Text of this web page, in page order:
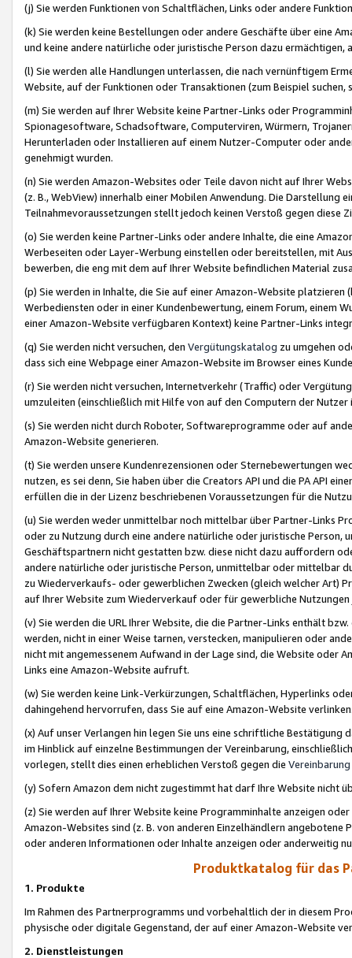
(j) Sie werden Funktionen von Schaltflächen, Links oder andere
(k) Sie werden keine Bestellungen oder andere Geschäfte über eine
und keine andere natürliche oder juristische Person dazu
(l) Sie werden alle Handlungen unterlassen, die nach vernünftigem
Website, auf der Funktionen oder Transaktionen (zum Beispiel
(m) Sie werden auf Ihrer Website keine Partner-Links oder
Spionagesoftware, Schadsoftware, Computerviren, Würmern,
Herunterladen oder Installieren auf einem Nutzer-Computer oder
genehmigt wurden.
(n) Sie werden Amazon-Websites oder Teile davon nicht auf Ihrer
(z. B., WebView) innerhalb einer Mobilen Anwendung. Die Darstellung
Teilnahmevoraussetzungen stellt jedoch keinen Verstoß gegen diese
(o) Sie werden keine Partner-Links oder andere Inhalte, die eine
Werbeseiten oder Layer-Werbung einstellen oder bereitstellen, mit
bewerben, die eng mit dem auf Ihrer Website befindlichen Material
(p) Sie werden in Inhalte, die Sie auf einer Amazon-Website
Werbediensten oder in einer Kundenbewertung, einem Forum, einem
einer Amazon-Website verfügbaren Kontext) keine Partner-Links
(q) Sie werden nicht versuchen, den Vergütungskatalog zu umgehen
dass sich eine Webpage einer Amazon-Website im Browser eines
(r) Sie werden nicht versuchen, Internetverkehr (Traffic) oder
umzuleiten (einschließlich mit Hilfe von auf den Computern der
(s) Sie werden nicht durch Roboter, Softwareprogramme oder auf
Amazon-Website generieren.
(t) Sie werden unsere Kundenrezensionen oder Sternebewertungen
nutzen, es sei denn, Sie haben über die Creators API und die PA API
erfüllen die in der Lizenz beschriebenen Voraussetzungen für die
(u) Sie werden weder unmittelbar noch mittelbar über Partner-Links
oder zu Nutzung durch eine andere natürliche oder juristische
Geschäftspartnern nicht gestatten bzw. diese nicht dazu auffordern
andere natürliche oder juristische Person, unmittelbar oder mittelbar
zu Wiederverkaufs- oder gewerblichen Zwecken (gleich welcher Art)
auf Ihrer Website zum Wiederverkauf oder für gewerbliche
(v) Sie werden die URL Ihrer Website, die die Partner-Links enthält
werden, nicht in einer Weise tarnen, verstecken, manipulieren oder
nicht mit angemessenem Aufwand in der Lage sind, die Website oder
Links eine Amazon-Website aufruft.
(w) Sie werden keine Link-Verkürzungen, Schaltflächen, Hyperlinks
dahingehend hervorrufen, dass Sie auf eine Amazon-Website
(x) Auf unser Verlangen hin legen Sie uns eine schriftliche
im Hinblick auf einzelne Bestimmungen der Vereinbarung,
vorlegen, stellt dies einen erheblichen Verstoß gegen die Vereinbarung
(y) Sofern Amazon dem nicht zugestimmt hat darf Ihre Website nicht
(z) Sie werden auf Ihrer Website keine Programminhalte anzeigen
Amazon-Websites sind (z. B. von anderen Einzelhändlern
oder anderen Informationen oder Inhalte anzeigen oder anderweitig
Produktkatalog für das
1. Produkte
Im Rahmen des Partnerprogramms und vorbehaltlich der in diesem
physische oder digitale Gegenstand, der auf einer Amazon-Website
2. Dienstleistungen